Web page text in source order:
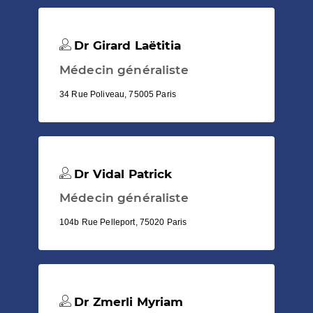
Dr Girard Laëtitia
Médecin généraliste
34 Rue Poliveau, 75005 Paris
Dr Vidal Patrick
Médecin généraliste
104b Rue Pelleport, 75020 Paris
Dr Zmerli Myriam